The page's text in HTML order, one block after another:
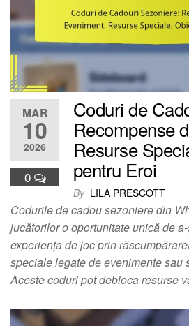
MAR
10
2026
0
Coduri de
Recompense
Resurse
pentru Eroi
By LILA PRESCOTT
Codurile de cadou sezoniere din
jucătorilor o oportunitate unică de
experiența de joc prin
speciale legate de evenimente sau
Aceste coduri pot debloca resurse